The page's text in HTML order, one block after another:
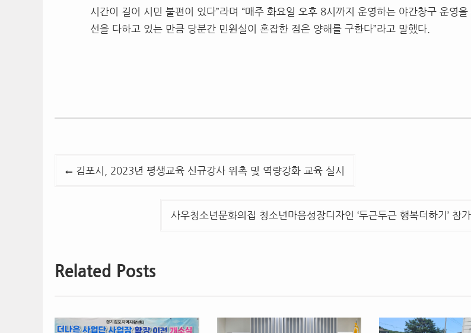
시간이 길어 시민 불편이 있다”라며 “매주 화요일 오후 8시까지 운영하는 야간창구 운영을
선을 다하고 있는 만큼 당분간 민원실이 혼잡한 점은 양해를 구한다”라고 말했다.
글
김포시, 2023년 평생교육 신규강사 위촉 및 역량강화 교육 실시
사우청소년문화의집 청소년마음성장디자인 ‘두근두근 행복더하기’ 참
Related Posts